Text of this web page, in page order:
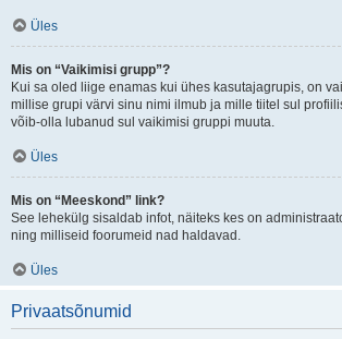
Üles
Mis on “Vaikimisi grupp”?
Kui sa oled liige enamas kui ühes kasutajagrupis, on
millise grupi värvi sinu nimi ilmub ja mille tiitel sul
võib-olla lubanud sul vaikimisi gruppi muuta.
Üles
Mis on “Meeskond” link?
See lehekülg sisaldab infot, näiteks kes on
ning milliseid foorumeid nad haldavad.
Üles
Privaatsõnumid